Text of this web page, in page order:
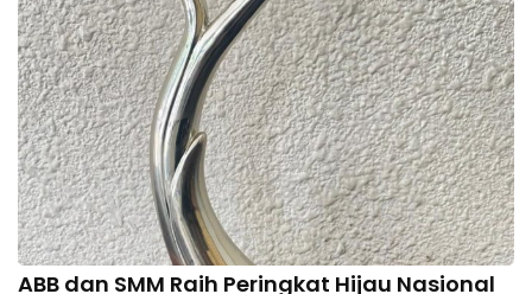
ABB dan SMM Raih Peringkat Hijau Nasional